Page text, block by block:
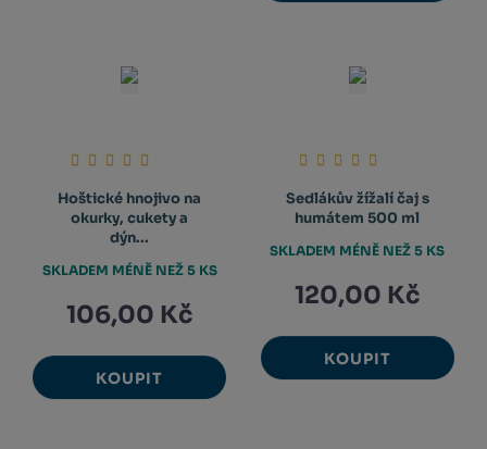
Hoštické hnojivo na
okurky, cukety a
dýn...
106,00 Kč
KOUPIT
SKLADEM MÉNĚ NEŽ 5 KS
Sedlákův žížalí čaj s
humátem 500 ml
120,00 Kč
KOUPIT
SKLADEM MÉNĚ NEŽ 5 KS